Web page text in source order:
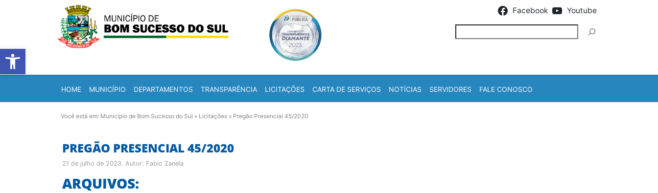
Barra de Ferramentas Aberta
Facebook Youtube
HOME MUNICÍPIO DEPARTAMENTOS TRANSPARÊNCIA LICITAÇÕES CARTA DE SERVIÇOS NOTÍCIAS SERVIDORES FALE CONOSCO
Você está em: Município de Bom Sucesso do Sul » Licitações » Pregão Presencial 45/2020
PREGÃO PRESENCIAL 45/2020
21 de julho de 2023. Autor: Fabio Zanela
ARQUIVOS: